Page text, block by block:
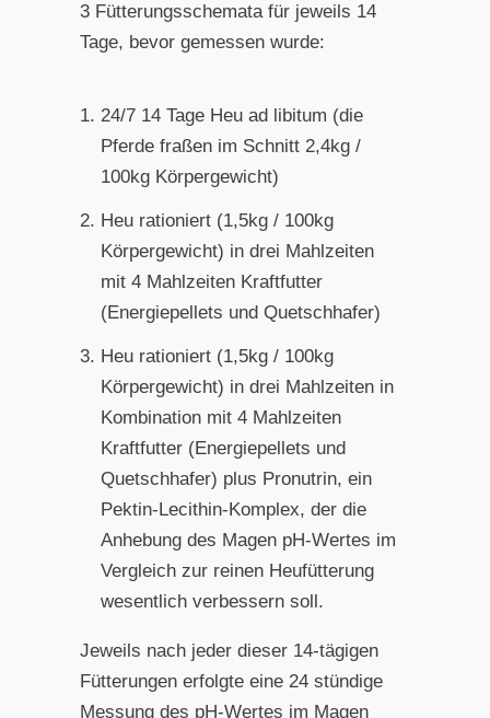
3 Fütterungsschemata für jeweils 14
Tage, bevor gemessen wurde:
24/7 14 Tage Heu ad libitum (die
Pferde fraßen im Schnitt 2,4kg /
100kg Körpergewicht)
Heu rationiert (1,5kg / 100kg
Körpergewicht) in drei Mahlzeiten
mit 4 Mahlzeiten Kraftfutter
(Energiepellets und Quetschhafer)
Heu rationiert (1,5kg / 100kg
Körpergewicht) in drei Mahlzeiten in
Kombination mit 4 Mahlzeiten
Kraftfutter (Energiepellets und
Quetschhafer) plus Pronutrin, ein
Pektin-Lecithin-Komplex, der die
Anhebung des Magen pH-Wertes im
Vergleich zur reinen Heufütterung
wesentlich verbessern soll.
Jeweils nach jeder dieser 14-tägigen
Fütterungen erfolgte eine 24 stündige
Messung des pH-Wertes im Magen